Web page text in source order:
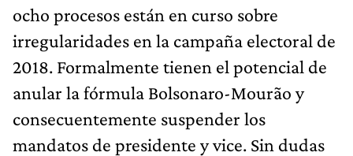
ocho procesos están en curso sobre
irregularidades en la campaña electoral de
2018. Formalmente tienen el potencial de
anular la fórmula Bolsonaro-Mourão y
consecuentemente suspender los
mandatos de presidente y vice. Sin dudas